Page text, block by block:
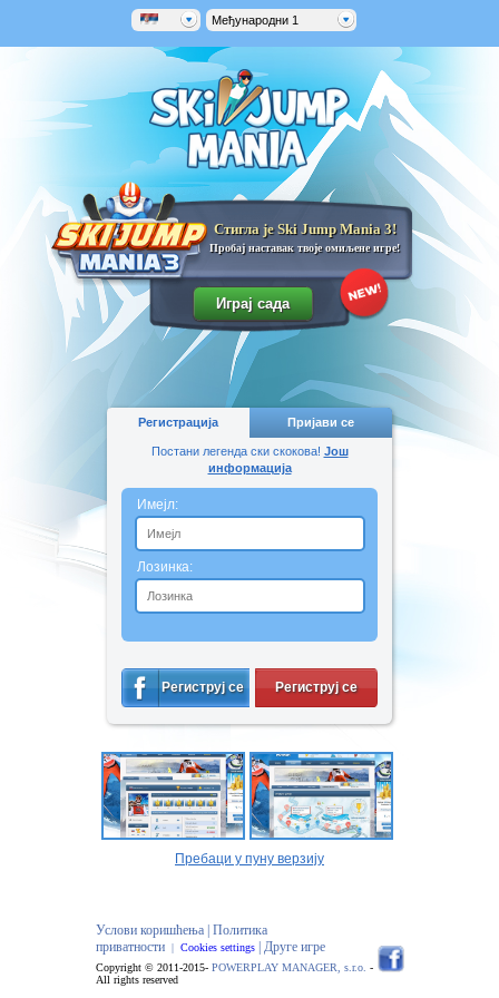
Међународни 1
Стигла је Ski Jump Mania 3!
Пробај наставак твоје омиљене игре!
Регистрација Пријави се
Постани легенда ски скокова! Још
информација
Имејл:
Лозинка:
Региструј се Региструј се
Пребаци у пуну верзију
Услови коришћења | Политика
приватности| Cookies settings | Друге игре
Copyright © 2011-2015- POWERPLAY MANAGER, s.r.o. -
All rights reserved